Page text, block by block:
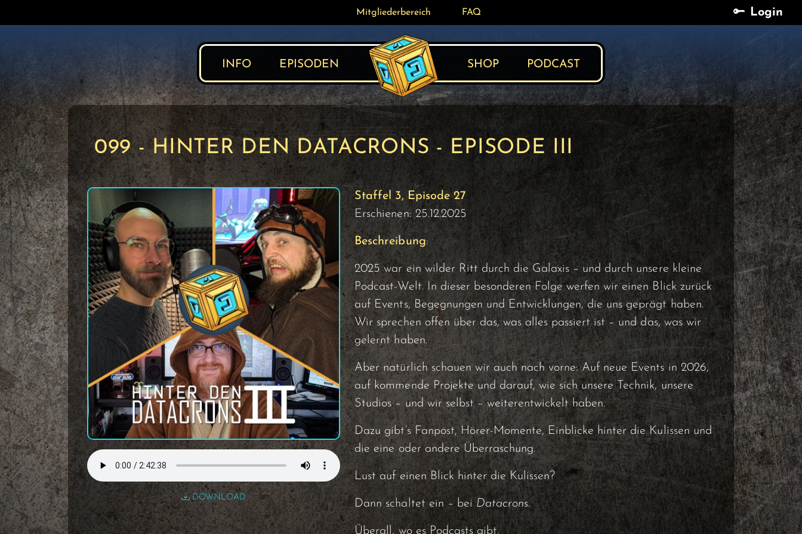
Mitgliederbereich FAQ Login
Mitgliederbereich FAQ Login
INFO EPISODEN SHOP PODCAST
099 - HINTER DEN DATACRONS - EPISODE III
DOWNLOAD
Staffel 3, Episode 27
Erschienen: 25.12.2025
Beschreibung:
2025 war ein wilder Ritt durch die Galaxis – und durch unsere kleine
Podcast-Welt. In dieser besonderen Folge werfen wir einen Blick zurück
auf Events, Begegnungen und Entwicklungen, die uns geprägt haben.
Wir sprechen offen über das, was alles passiert ist – und das, was wir
gelernt haben.
Aber natürlich schauen wir auch nach vorne: Auf neue Events in 2026,
auf kommende Projekte und darauf, wie sich unsere Technik, unsere
Studios – und wir selbst – weiterentwickelt haben.
Dazu gibt’s Fanpost, Hörer-Momente, Einblicke hinter die Kulissen und
die eine oder andere Überraschung.
Lust auf einen Blick hinter die Kulissen?
Dann schaltet ein – beiDatacrons.
Überall, wo es Podcasts gibt.